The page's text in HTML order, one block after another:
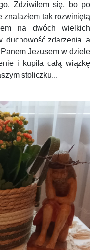
Zdziwiłem się, bo po
tak rozwiniętą
na dwóch wielkich
duchowość zdarzenia, a
Jezusem w dziele
i kupiła całą wiązkę
stoliczku...